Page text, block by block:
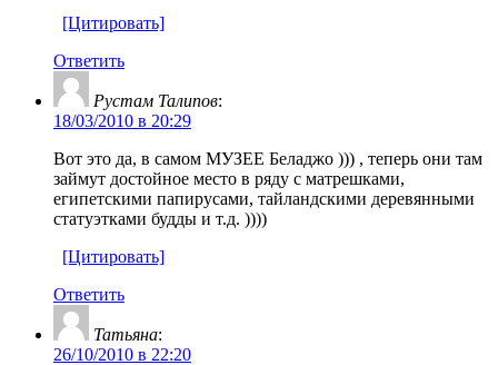
[Цитировать]
Ответить
Рустам Талипов:
18/03/2010 в 20:29
Вот это да, в самом МУЗЕЕ Беладжо ))) , теперь они там
займут достойное место в ряду с матрешками,
египетскими папирусами, тайландскими деревянными
статуэтками будды и т.д. ))))
[Цитировать]
Ответить
Татьяна:
26/10/2010 в 22:20